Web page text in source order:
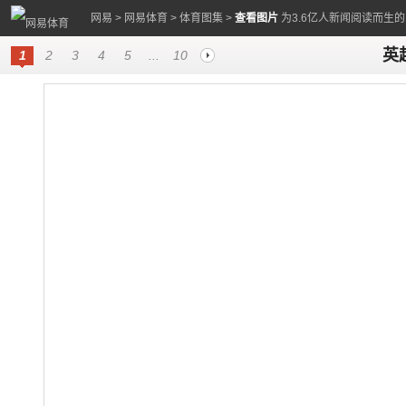
网易 > 网易体育 > 体育图集 > 查看图片 为3.6亿人新闻阅读而生
1 2 3 4 5 10 英